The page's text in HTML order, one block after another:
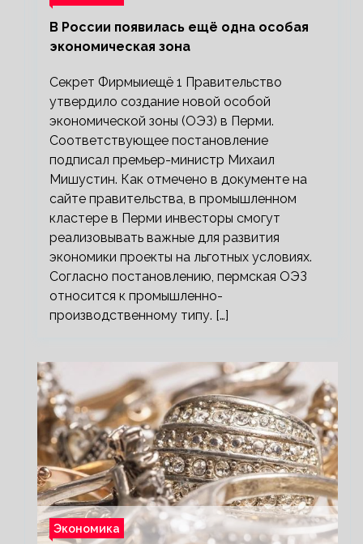
В России появилась ещё одна особая
экономическая зона
Секрет Фирмыиещё 1 Правительство
утвердило создание новой особой
экономической зоны (ОЭЗ) в Перми.
Соответствующее постановление
подписал премьер-министр Михаил
Мишустин. Как отмечено в документе на
сайте правительства, в промышленном
кластере в Перми инвесторы смогут
реализовывать важные для развития
экономики проекты на льготных условиях.
Согласно постановлению, пермская ОЭЗ
относится к промышленно-
производственному типу. […]
Экономика